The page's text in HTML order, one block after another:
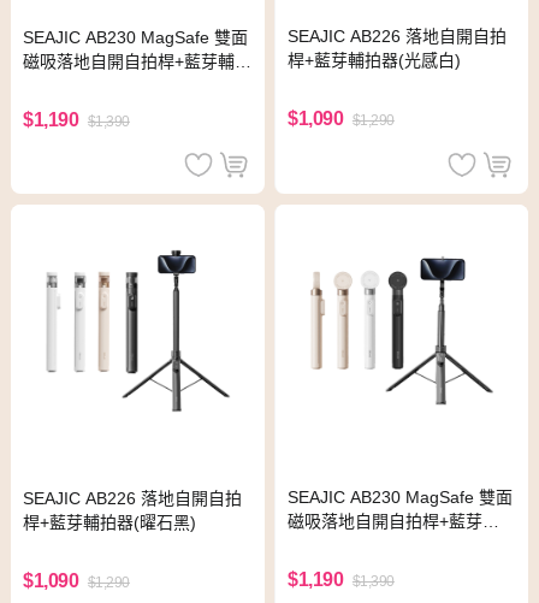
SEAJIC AB230 MagSafe 雙面
磁吸落地自開自拍桿+藍芽輔拍
$1,190 $1,390
SEAJIC AB226 落地自開自拍
桿+藍芽輔拍器(光感白)
$1,090 $1,290
SEAJIC AB226 落地自開自拍
桿+藍芽輔拍器(曜石黑)
$1,090 $1,290
SEAJIC AB230 MagSafe 雙面
磁吸落地自開自拍桿+藍芽輔
$1,190 $1,390